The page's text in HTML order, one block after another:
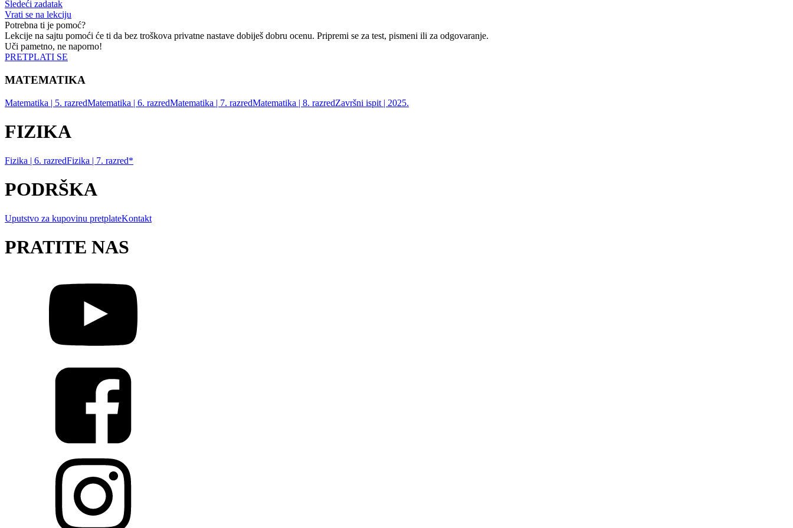
Sledeći zadatak
Vrati se na lekciju
Potrebna ti je pomoć?
Lekcije na sajtu pomoći će ti da bez troškova privatne nastave dobiješ dobru ocenu. Pripremi se za test, pismeni ili za odgovaranje.
Uči pametno, ne naporno!
PRETPLATI SE
MATEMATIKA
Matematika | 5. razredMatematika | 6. razredMatematika | 7. razredMatematika | 8. razredZavršni ispit | 2025.
FIZIKA
Fizika | 6. razredFizika | 7. razred*
PODRŠKA
Uputstvo za kupovinu pretplateKontakt
PRATITE NAS